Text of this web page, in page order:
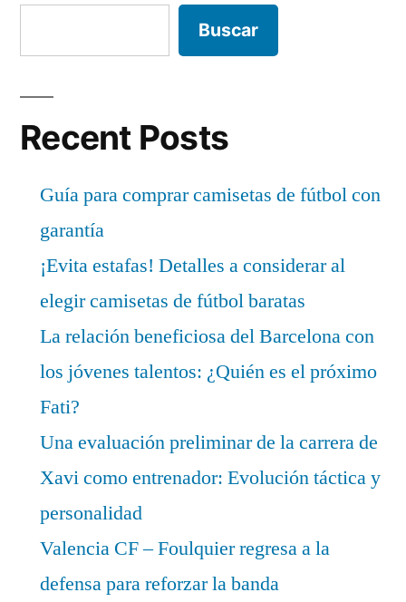
Buscar
Recent Posts
Guía para comprar camisetas de fútbol con
garantía
¡Evita estafas! Detalles a considerar al
elegir camisetas de fútbol baratas
La relación beneficiosa del Barcelona con
los jóvenes talentos: ¿Quién es el próximo
Fati?
Una evaluación preliminar de la carrera de
Xavi como entrenador: Evolución táctica y
personalidad
Valencia CF – Foulquier regresa a la
defensa para reforzar la banda